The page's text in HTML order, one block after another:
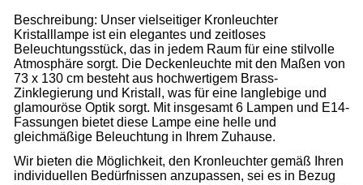
Beschreibung: Unser vielseitiger Kronleuchter
Kristalllampe ist ein elegantes und zeitloses
Beleuchtungsstück, das in jedem Raum für eine stilvolle
Atmosphäre sorgt. Die Deckenleuchte mit den Maßen von
73 x 130 cm besteht aus hochwertigem Brass-
Zinklegierung und Kristall, was für eine langlebige und
glamouröse Optik sorgt. Mit insgesamt 6 Lampen und E14-
Fassungen bietet diese Lampe eine helle und
gleichmäßige Beleuchtung in Ihrem Zuhause.
Wir bieten die Möglichkeit, den Kronleuchter gemäß Ihren
individuellen Bedürfnissen anzupassen, sei es in Bezug